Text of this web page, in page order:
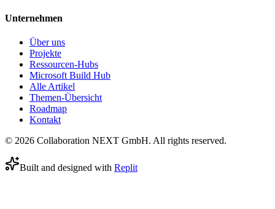
Unternehmen
Über uns
Projekte
Ressourcen-Hubs
Microsoft Build Hub
Alle Artikel
Themen-Übersicht
Roadmap
Kontakt
© 2026 Collaboration NEXT GmbH. All rights reserved.
Built and designed with Replit